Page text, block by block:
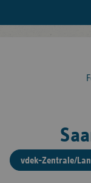
vdek-Zentrale/